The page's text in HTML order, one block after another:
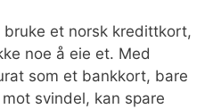
bruke et norsk kredittkort,
noe å eie et. Med
som et bankkort, bare
svindel, kan spare